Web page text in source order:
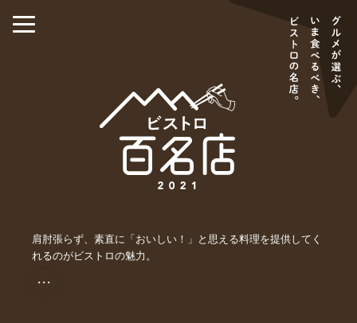
肩肘張らず、素直に「おいしい！」と思える料理を提供してく
れるのがビストロの魅力。
・・・